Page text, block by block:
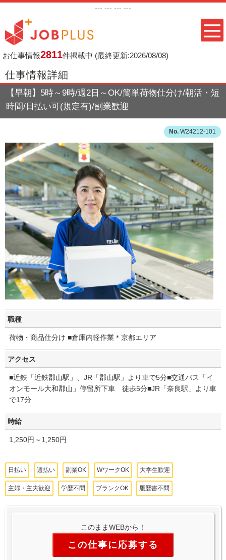
--- --- --- ---
お仕事情報2811件掲載中 (最終更新:2026/08/08)
仕事情報詳細
【早朝】5時～9時/週2日～OK/簡単荷物仕分け/朝活・短
時間/日払い可(規定有)/副業歓迎
W24212-101
職種
荷物・商品仕分け ■倉庫内軽作業＊京都エリア
アクセス
■近鉄「近鉄郡山駅」、JR「郡山駅」より車で5分■交通バス「イ
オンモール大和郡山」停留所下車 徒歩5分■JR「奈良駅」より車
で17分
時給
1,250円～1,250円
日払い 週払い 副業OK WワークOK 大学生歓迎
主婦・主夫歓迎 学歴不問 ブランクOK 履歴書不問
このままWEBから！
この仕事に応募する